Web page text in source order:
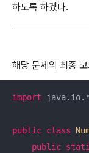
하도록 하겠다.
해당 문제의 최종
import
public class
public